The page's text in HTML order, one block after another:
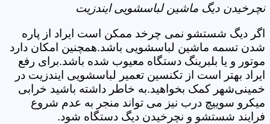
نچرخیدن دیگ ماشین لباسشویی ایندزیت
اگر دیگ شستشو نمی چرخد ممکن است ایراد از پاره
شدن تسمه ماشین لباسشویی باشد.همچنین امکان دارد
موتور و یا بلبرینگ دستگاه معیوب شده باشد.برای رفع
ایراد بهتر است از تکنسین تعمیر لباسشویی ایندزیت در
خمینی‌شهر کمک بخواهید.به خاطر داشته باشید خرابی
میکرو سوییچ درب نیز می تواند منجر به عدم شروع
فرایند شستشو و نچرخیدن دیگ دستگاه شود.